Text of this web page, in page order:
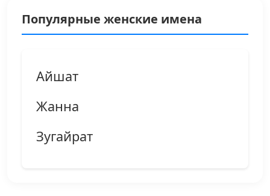
Популярные женские имена
Айшат
Жанна
Зугайрат